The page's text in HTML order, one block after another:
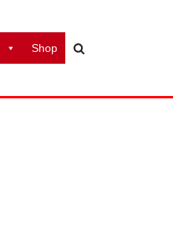
Shop